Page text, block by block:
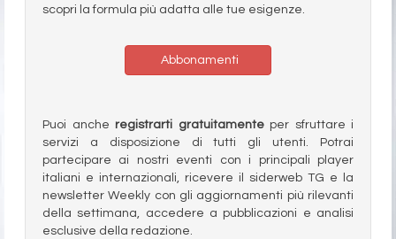
scopri la formula più adatta alle tue esigenze.
Abbonamenti
Puoi anche registrarti gratuitamenteper sfruttare i
servizi a disposizione di tutti gli utenti. Potrai
partecipare ai nostri eventi con i principali player
italiani e internazionali, ricevere il siderweb TG e la
newsletter Weekly con gli aggiornamenti più rilevanti
della settimana, accedere a pubblicazioni e analisi
esclusive della redazione.